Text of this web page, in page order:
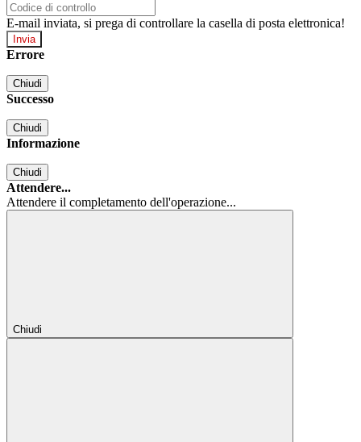
E-mail inviata, si prega di controllare la casella di posta elettronica!
Errore
Chiudi
Successo
Chiudi
Informazione
Chiudi
Attendere...
Attendere il completamento dell'operazione...
Chiudi